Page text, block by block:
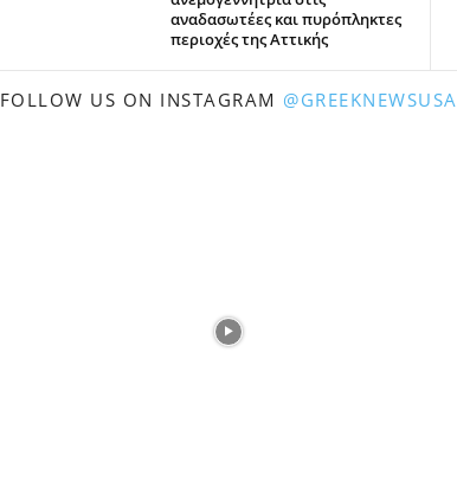
αναδασωτέες και πυρόπληκτες
περιοχές της Αττικής
FOLLOW US ON INSTAGRAM @GREEKNEWSUSA